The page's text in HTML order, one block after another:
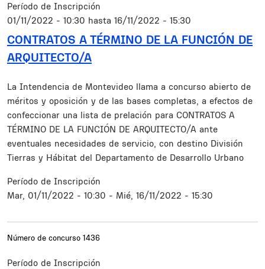
Período de Inscripción
01/11/2022 - 10:30 hasta 16/11/2022 - 15:30
CONTRATOS A TÉRMINO DE LA FUNCIÓN DE
ARQUITECTO/A
Resumen
La Intendencia de Montevideo llama a concurso abierto de
méritos y oposición y de las bases completas, a efectos de
confeccionar una lista de prelación para CONTRATOS A
TÉRMINO DE LA FUNCIÓN DE ARQUITECTO/A ante
eventuales necesidades de servicio, con destino División
Tierras y Hábitat del Departamento de Desarrollo Urbano
Período de Inscripción
Mar, 01/11/2022 - 10:30 - Mié, 16/11/2022 - 15:30
Número de concurso 1436
Período de Inscripción